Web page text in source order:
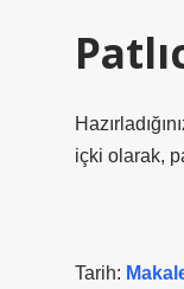
içki olarak,
Tarih: